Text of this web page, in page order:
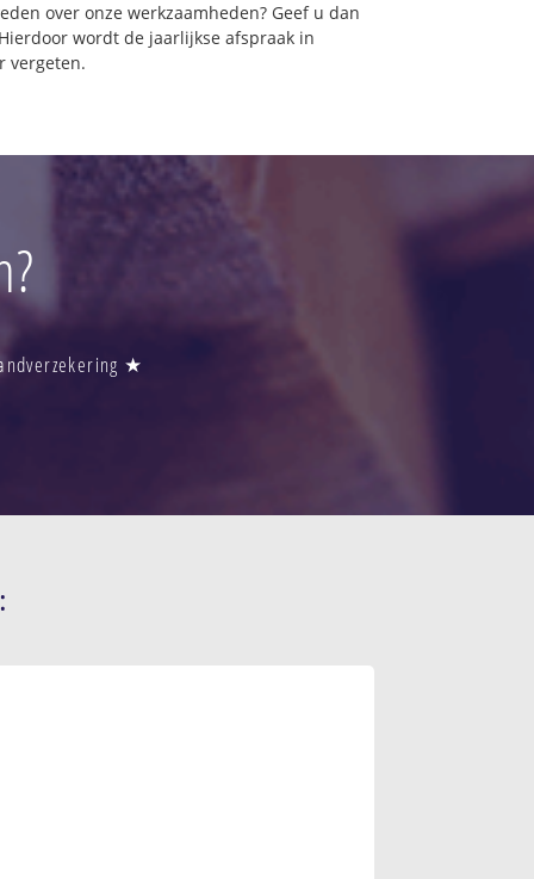
over onze werkzaamheden? Geef u dan
wordt de jaarlijkse afspraak in
vergeten.
★